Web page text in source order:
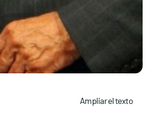
Ampliar el texto